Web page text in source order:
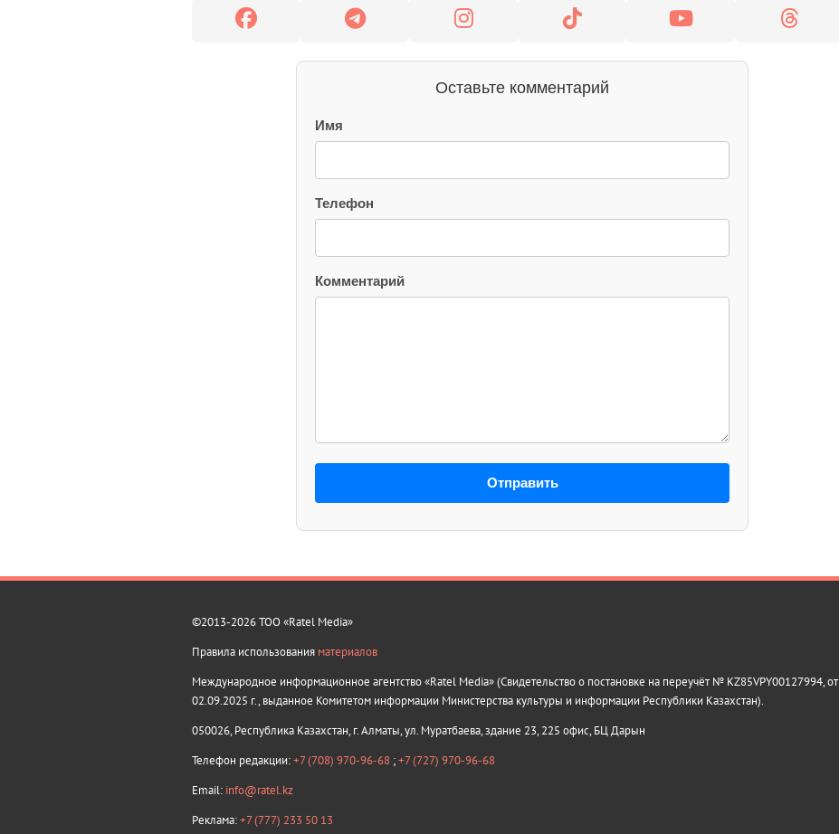
Оставьте комментарий
Имя
Телефон
Комментарий
Отправить
©2013-2026 ТОО «Ratel Media»
Правила использования материалов
Международное информационное агентство «Ratel Media» (Свидетельство о постановке на переучёт № KZ85VPY00127994, от
02.09.2025 г., выданное Комитетом информации Министерства культуры и информации Республики Казахстан).
050026, Республика Казахстан, г. Алматы, ул. Муратбаева, здание 23, 225 офис, БЦ Дарын
Телефон редакции:+7 (708) 970-96-68 ;+7 (727) 970-96-68
Email: info@ratel.kz
Реклама:+7 (777) 233 50 13